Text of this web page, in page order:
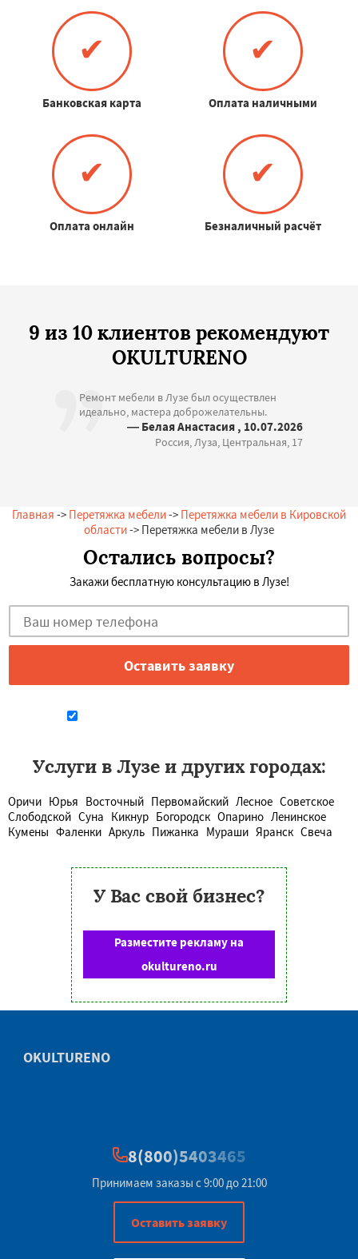
✔
Банковская карта
✔
Оплата наличными
✔
Оплата онлайн
✔
Безналичный расчёт
9 из 10 клиентов рекомендуют
OKULTURENO
Ремонт мебели в Лузе был осуществлен
идеально, мастера доброжелательны.
— Белая Анастасия , 10.07.2026
Россия, Луза, Центральная, 17
Главная -> Перетяжка мебели-> Перетяжка мебели в Кировской
области-> Перетяжка мебели в Лузе
Остались вопросы?
Закажи бесплатную консультацию в Лузе!
Услуги в Лузе и других городах:
Оричи Юрья Восточный Первомайский Лесное Советское
Слободской Суна Кикнур Богородск Опарино Ленинское
Кумены Фаленки Аркуль Пижанка Мураши Яранск Свеча
У Вас свой бизнес?
Разместите рекламу на
okultureno.ru
OKULTURENO
8(800)5403465
Принимаем заказы с 9:00 до 21:00
Оставить заявку